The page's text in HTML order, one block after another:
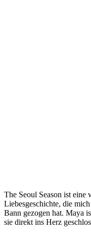
The Seoul Season ist
Liebesgeschichte, die
Bann gezogen hat. Maya
sie direkt ins Herz